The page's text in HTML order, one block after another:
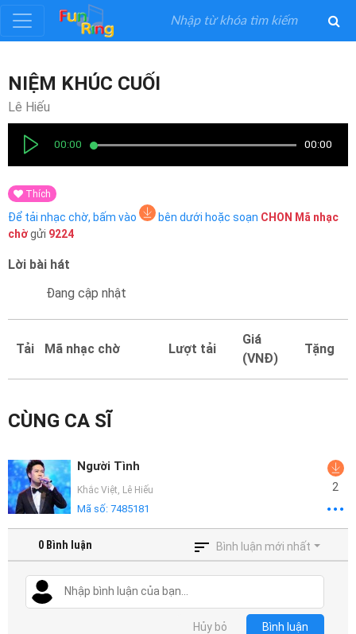
Đăng
ký
nhập
Thể
Loại
Nghệ
Mại
Dẫn
Funring
Doanh
Nghiệp
NIỆM KHÚC CUỐI
Lê Hiếu
00:00 00:00
Thích
Để tải nhạc chờ, bấm vào bên dưới hoặc soạn CHON Mã nhạc
chờgửi 9224
Lời bài hát
Đang cập nhật
Tải Mã nhạc chờ Lượt tải
Giá
(VNĐ)
Tặng
CÙNG CA SĨ
Người Tình
Khắc Việt, Lê Hiếu
Mã số: 7485181
2
0 Bình luận Bình luận mới nhất
Hủy bỏ Bình luận